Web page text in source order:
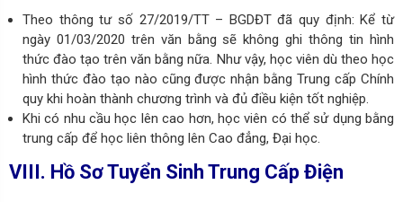
Theo thông tư số 27/2019/TT – BGDĐT đã quy định: Kể từ
ngày 01/03/2020 trên văn bằng sẽ không ghi thông tin hình
thức đào tạo trên văn bằng nữa. Như vậy, học viên dù theo học
hình thức đào tạo nào cũng được nhận bằng Trung cấp Chính
quy khi hoàn thành chương trình và đủ điều kiện tốt nghiệp.
Khi có nhu cầu học lên cao hơn, học viên có thể sử dụng bằng
trung cấp để học liên thông lên Cao đẳng, Đại học.
VIII. Hồ Sơ Tuyển Sinh Trung Cấp Điện